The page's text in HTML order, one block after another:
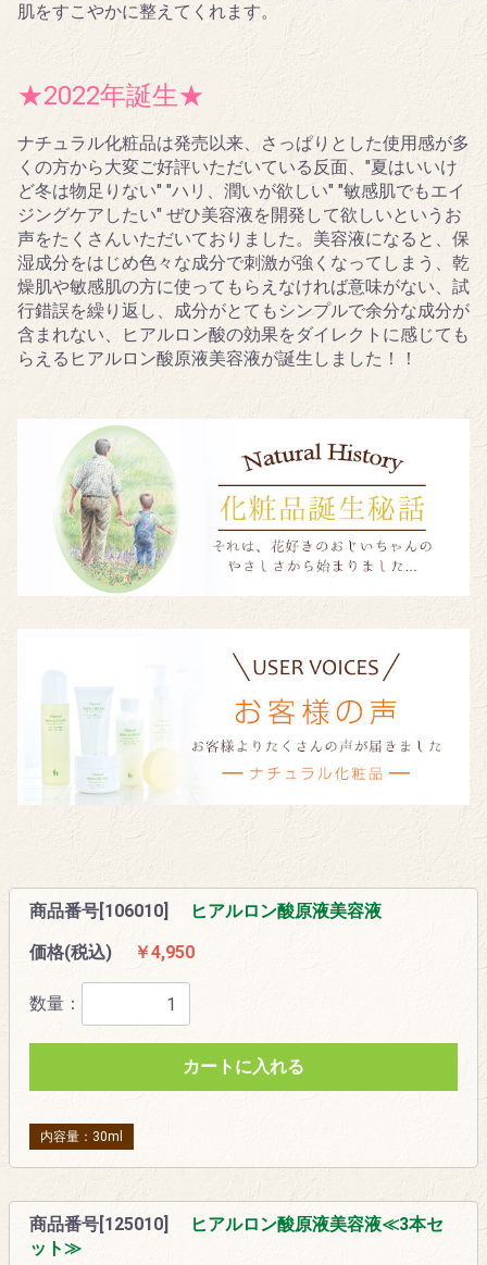
肌をすこやかに整えてくれます。
★2022年誕生★
ナチュラル化粧品は発売以来、さっぱりとした使用感が多
くの方から大変ご好評いただいている反面、"夏はいいけ
ど冬は物足りない" "ハリ、潤いが欲しい" "敏感肌でもエイ
ジングケアしたい" ぜひ美容液を開発して欲しいというお
声をたくさんいただいておりました。美容液になると、保
湿成分をはじめ色々な成分で刺激が強くなってしまう、乾
燥肌や敏感肌の方に使ってもらえなければ意味がない、試
行錯誤を繰り返し、成分がとてもシンプルで余分な成分が
含まれない、ヒアルロン酸の効果をダイレクトに感じても
らえるヒアルロン酸原液美容液が誕生しました！！
商品番号[106010]
ヒアルロン酸原液美容液
価格(税込)
￥4,950
数量：
カートに入れる
内容量：30ml
商品番号[125010]
ヒアルロン酸原液美容液≪3本セ
ット≫